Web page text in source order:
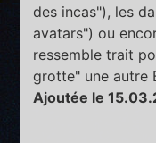
des incas"), les
avatars") ou
ressemble trait
grotte" une autre
Ajoutée le